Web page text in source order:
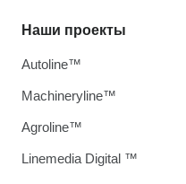
Наши проекты
Autoline™
Machineryline™
Agroline™
Linemedia Digital ™